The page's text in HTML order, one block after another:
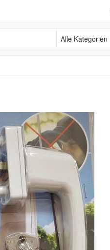
Alle Kategorien